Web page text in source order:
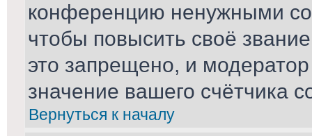
конференцию ненужными
чтобы повысить своё
это запрещено, и
значение вашего счётчика
Вернуться к началу